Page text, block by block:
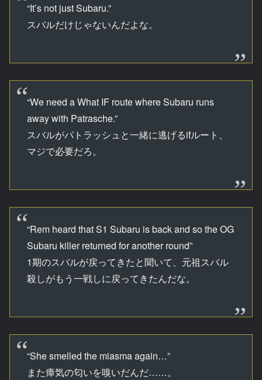
“It’s not just Subaru.”
スバルだけじゃないんだよな。
“We need a What IF route where Subaru runs
away with Patrasche.”
スバルがパトラッシュと一緒に逃げるifルート、
マジで必要だろ。
“Rem heard that S1 Subaru is back and so the OG
Subaru killer returned for another round”
1期のスバルが戻ってきたと聞いて、元祖スバル
殺しがもう一戦しに戻ってきたんだな。
“She smelled the miasma again…”
また瘴気の匂いを嗅いだんだ……。